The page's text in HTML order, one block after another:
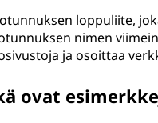
loppuliite,
nimen
ja osoittaa
ovat